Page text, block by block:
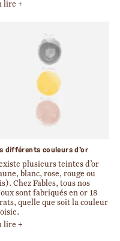
lire +
différents couleurs d’or
plusieurs teintes d’or
blanc, rose, rouge ou
Chez Fables, tous nos
sont fabriqués en or 18
quelle que soit la couleur
lire +